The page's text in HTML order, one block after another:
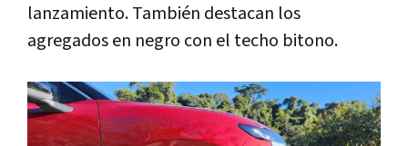
lanzamiento. También destacan los
agregados en negro con el techo bitono.